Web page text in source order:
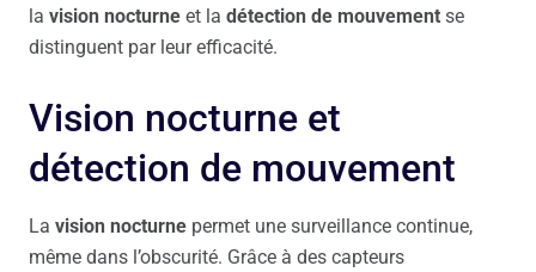
la vision nocturne et la détection de mouvement se
distinguent par leur efficacité.
Vision nocturne et
détection de mouvement
La vision nocturne permet une surveillance continue,
même dans l’obscurité. Grâce à des capteurs